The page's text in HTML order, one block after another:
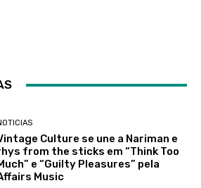
Culture se une a Nariman e
from the sticks em “Think Too
e “Guilty Pleasures” pela
Music